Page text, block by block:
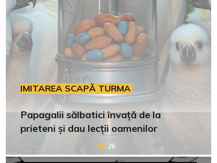
IMITAREA SCAPĂ TURMA
Papagalii sălbatici învață de la
prieteni și dau lecții oamenilor
26